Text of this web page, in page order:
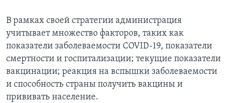
В рамках своей стратегии администрация
учитывает множество факторов, таких как
показатели заболеваемости COVID-19, показатели
смертности и госпитализации; текущие показатели
вакцинации; реакция на вспышки заболеваемости
и способность страны получить вакцины и
прививать население.